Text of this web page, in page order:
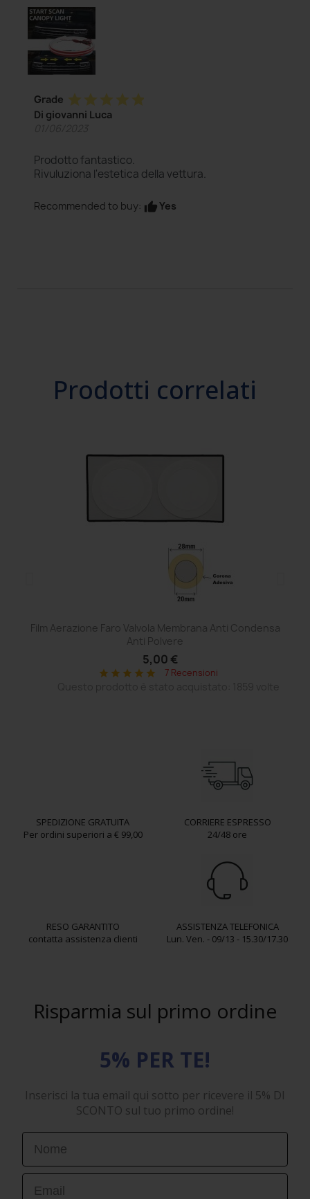
Grade star star star star star
Di giovanni Luca
Prodotto fantastico.
Rivuluziona l'estetica della vettura.
Recommended to buy: thumb_upYes
Prodotti correlati
Film Aerazione Faro Valvola Membrana Anti Condensa
Anti Polvere
5,00 €
star star star star star 7 Recensioni
SPEDIZIONE GRATUITA
Per ordini superiori a € 99,00
CORRIERE ESPRESSO
24/48 ore
RESO GARANTITO
contatta assistenza clienti
ASSISTENZA TELEFONICA
Lun. Ven. - 09/13 - 15.30/17.30
Risparmia sul primo ordine
5% PER TE!
Inserisci la tua email qui sotto per ricevere il 5% DI
SCONTO sul tuo primo ordine!
First Name
Email